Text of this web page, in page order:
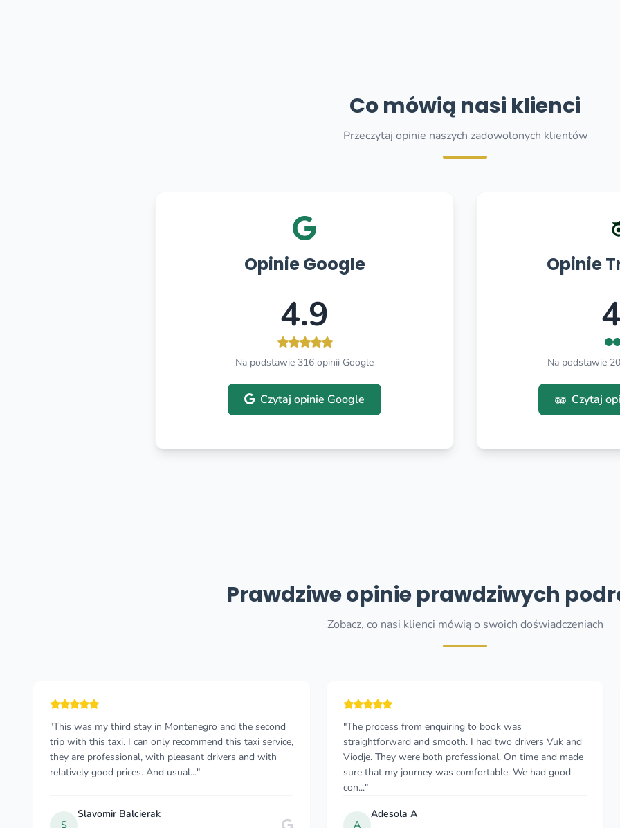
Co mówią nasi klienci
Przeczytaj opinie naszych zadowolonych klientów
Opinie Google
4.9
Na podstawie 316 opinii Google
Czytaj opinie Google
Opinie
Na podstawie
Czytaj
Prawdziwe opinie prawdziwych
Zobacz, co nasi klienci mówią o swoich doświadczeniach
"The process from enquiring to book was
straightforward and smooth. I had two drivers Vuk and
Viodje. They were both professional. On time and made
sure that my journey was comfortable. We had good
A
Adesola A
"My driver was Danilo and the service I received was
exceptional. He took me to Hotel Budva from the airport
and back. My flight was delayed by an hour and he was
waiting for me still. He was very poli..."
Leonah Mutero